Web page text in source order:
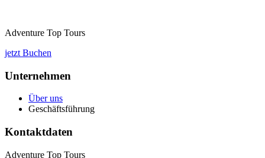
Adventure Top Tours
jetzt Buchen
Unternehmen
Über uns
Geschäftsführung
Kontaktdaten
Adventure Top Tours